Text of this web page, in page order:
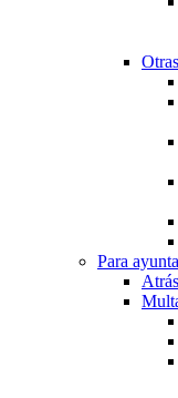
Para
Atrás